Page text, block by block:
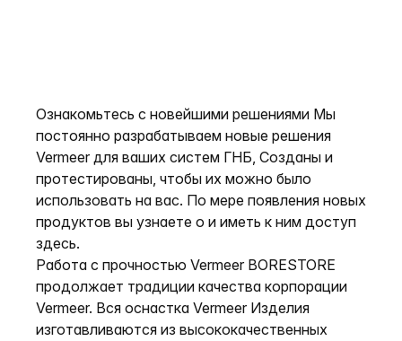
Ознакомьтесь с новейшими решениями Мы
постоянно разрабатываем новые решения
Vermeer для ваших систем ГНБ, Созданы и
протестированы, чтобы их можно было
использовать на вас. По мере появления новых
продуктов вы узнаете о и иметь к ним доступ
здесь.
Работа с прочностью Vermeer BORESTORE
продолжает традиции качества корпорации
Vermeer. Вся оснастка Vermeer Изделия
изготавливаются из высококачественных